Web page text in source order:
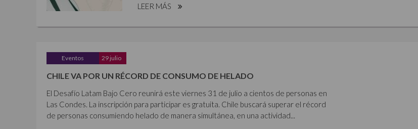
LEER MÁS
Eventos 29 julio
CHILE VA POR UN RÉCORD DE CONSUMO DE HELADO
El Desafío Latam Bajo Cero reunirá este viernes 31 de julio a cientos de personas en
Las Condes. La inscripción para participar es gratuita. Chile buscará superar el récord
de personas consumiendo helado de manera simultánea, en una actividad...